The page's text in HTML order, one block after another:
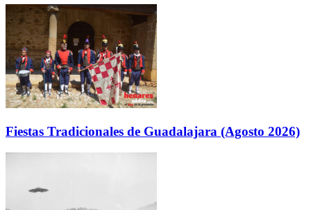
Fiestas Tradicionales de Guadalajara (Agosto 2026)